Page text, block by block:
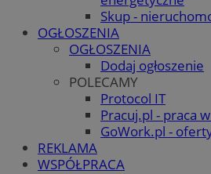
Skup -
OGŁOSZENIA
OGŁOSZENIA
Dodaj ogłoszenie
POLECAMY
Protocol IT
Pracuj.pl - praca
GoWork.pl -
REKLAMA
WSPÓŁPRACA